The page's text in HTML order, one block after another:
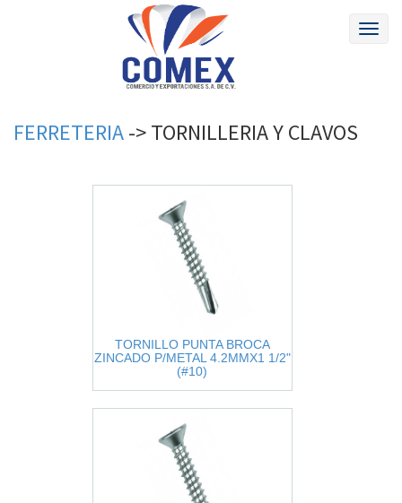
FERRETERIA->TORNILLERIAYCLAVOS
TORNILLO PUNTA BROCA
ZINCADO P/METAL 4.2MMX1 1/2"
(#10)